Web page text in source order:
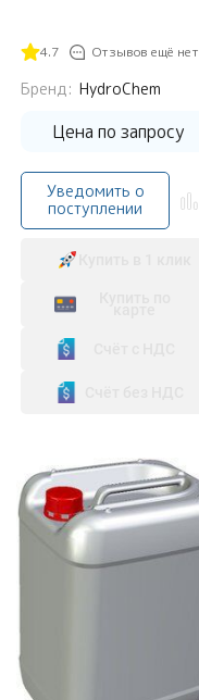
4.7 Отзывов ещё нет
Бренд: HydroChem
Цена по запросу
Уведомить о
поступлении